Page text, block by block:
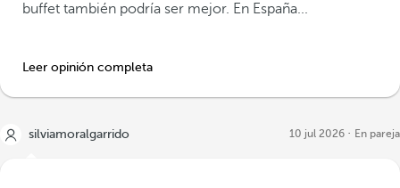
buffet también podría ser mejor. En España...
Leer opinión completa
silviamoralgarrido 10 jul 2026 En pareja